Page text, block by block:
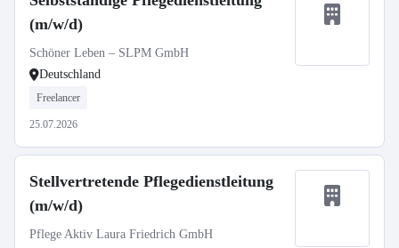
(m/w/d)
Schöner Leben – SLPM GmbH
Deutschland
Freelancer
25.07.2026
Stellvertretende Pflegedienstleitung
(m/w/d)
Pflege Aktiv Laura Friedrich GmbH